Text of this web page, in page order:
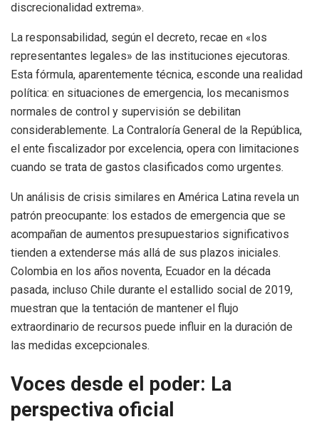
discrecionalidad extrema».
La responsabilidad, según el decreto, recae en «los
representantes legales» de las instituciones ejecutoras.
Esta fórmula, aparentemente técnica, esconde una realidad
política: en situaciones de emergencia, los mecanismos
normales de control y supervisión se debilitan
considerablemente. La Contraloría General de la República,
el ente fiscalizador por excelencia, opera con limitaciones
cuando se trata de gastos clasificados como urgentes.
Un análisis de crisis similares en América Latina revela un
patrón preocupante: los estados de emergencia que se
acompañan de aumentos presupuestarios significativos
tienden a extenderse más allá de sus plazos iniciales.
Colombia en los años noventa, Ecuador en la década
pasada, incluso Chile durante el estallido social de 2019,
muestran que la tentación de mantener el flujo
extraordinario de recursos puede influir en la duración de
las medidas excepcionales.
Voces desde el poder: La
perspectiva oficial